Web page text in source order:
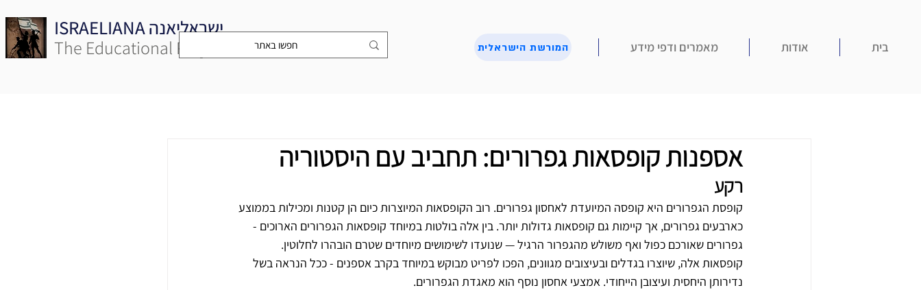
ISRAELIANA ישראליאנה
The Educational Project המורשת הישראלית בית אודות מאמרים ודפי מידע
אספנות קופסאות גפרורים: תחביב עם היסטוריה
רקע
קופסת הגפרורים היא קופסה המיועדת לאחסון גפרורים. רוב הקופסאות המיוצרות כיום הן קטנות ומכילות בממוצע
כארבעים גפרורים, אך קיימות גם קופסאות גדולות יותר. בין אלה בולטות במיוחד קופסאות הגפרורים הארוכים -
גפרורים שאורכם כפול ואף משולש מהגפרור הרגיל — שנועדו לשימושים מיוחדים שטרם הובהרו לחלוטין.
קופסאות אלה, שיוצרו בגדלים ובעיצובים מגוונים, הפכו לפריט מבוקש במיוחד בקרב אספנים - ככל הנראה בשל
נדירותן היחסית ועיצובן הייחודי. אמצעי אחסון נוסף הוא מאגדת הגפרורים.